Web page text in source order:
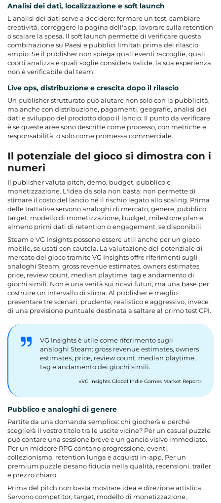
Analisi dei dati, localizzazione e soft launch
L'analisi dei dati serve a decidere: fermare un test, cambiare
creatività, correggere la pagina dell'app, lavorare sulla retention
o scalare la spesa. Il soft launch permette di verificare questa
combinazione su Paesi e pubblici limitati prima del rilascio
ampio. Se il publisher non spiega quali eventi raccoglie, quali
coorti analizza e quali soglie considera valide, la sua esperienza
non è verificabile dal team.
Live ops, distribuzione e crescita dopo il rilascio
Un publisher strutturato può aiutare non solo con la pubblicità,
ma anche con distribuzione, pagamenti, geografie, analisi dei
dati e sviluppo del prodotto dopo il lancio. Il punto da verificare
è se queste aree sono descritte come processo, con metriche e
responsabilità, o solo come promessa commerciale.
Il potenziale del gioco si dimostra con i
numeri
Il publisher valuta pitch, demo, budget, pubblico e
monetizzazione. L'idea da sola non basta: non permette di
stimare il costo del lancio né il rischio legato allo scaling. Prima
delle trattative servono analoghi di mercato, genere, pubblico
target, modello di monetizzazione, budget, milestone plan e
almeno primi dati di retention o engagement, se disponibili.
Steam e VG Insights possono essere utili anche per un gioco
mobile, se usati con cautela. La valutazione del potenziale di
mercato del giocotramite VG Insights offre riferimenti sugli
analoghi Steam: gross revenue estimates, owners estimates,
price, review count, median playtime, tag e andamento di
giochi simili. Non è una verità sui ricavi futuri, ma una base per
costruire un intervallo di stima. Al publisher è meglio
presentare tre scenari, prudente, realistico e aggressivo, invece
di una previsione puntuale destinata a saltare al primo test CPI.
VG Insights è utile come riferimento sugli
analoghi Steam: gross revenue estimates, owners
estimates, price, review count, median playtime,
tag e andamento dei giochi simili.
VG Insights Global Indie Games Market Report
Pubblico e analoghi di genere
Partite da una domanda semplice: chi giocherà e perché
sceglierà il vostro titolo tra le uscite vicine? Per un casual puzzle
può contare una sessione breve e un gancio visivo immediato.
Per un midcore RPG contano progressione, eventi,
collezionismo, retention lunga e acquisti in-app. Per un
premium puzzle pesano fiducia nella qualità, recensioni, trailer
e prezzo chiaro.
Prima del pitch non basta mostrare idea e direzione artistica.
Servono competitor, target, modello di monetizzazione,